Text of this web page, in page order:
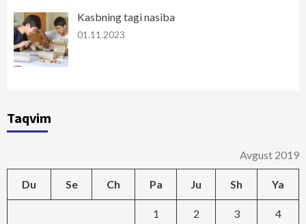
Kasbning tagi nasiba
01.11.2023
Taqvim
Avgust 2019
Du Se Ch Pa Ju Sh Ya
1 2 3 4